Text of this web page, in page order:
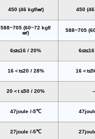
450 (46 kgf/㎟) 450
588~705 (60~72 kgf/
㎟)
588~705
6≤t≤16 / 20%
16＜t≤20 / 28% 16＜
20＜t ≤50 / 20%
47joule /-5℃
27joule /-5℃